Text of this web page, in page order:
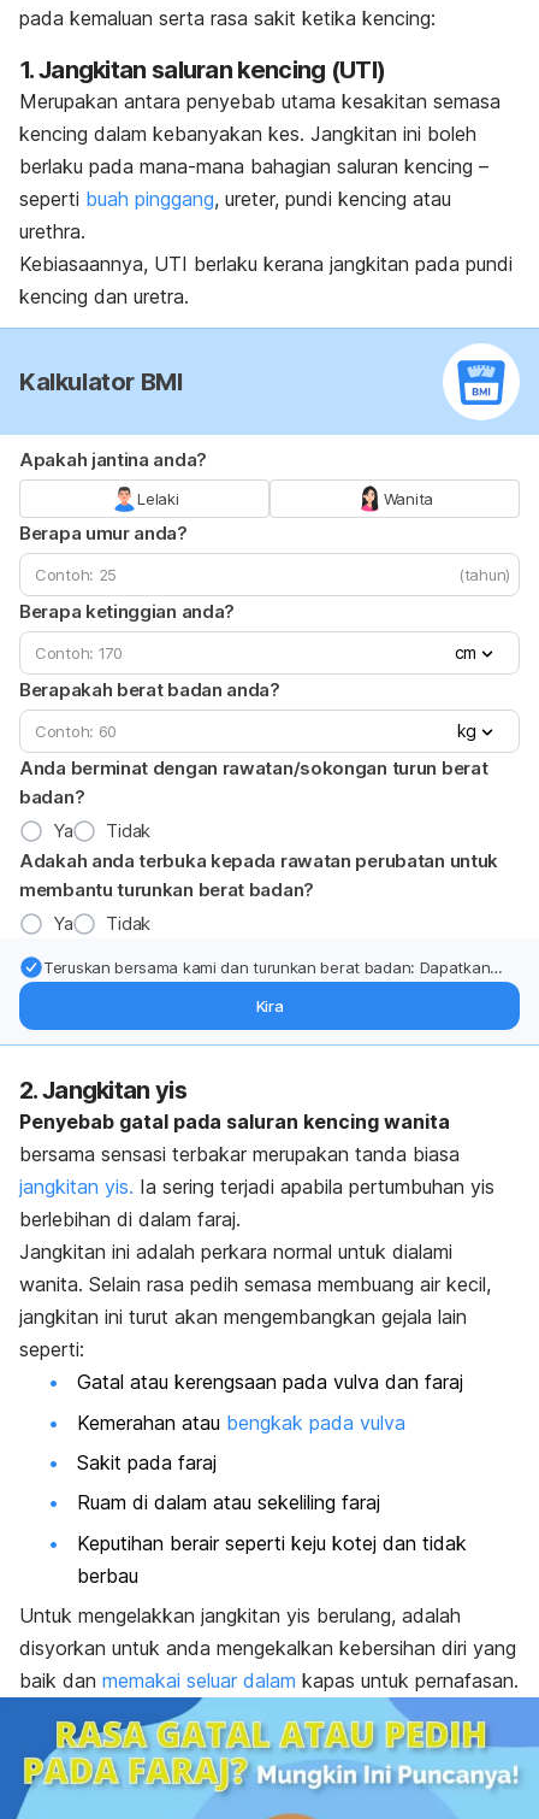
pada kemaluan serta rasa sakit ketika kencing:
1. Jangkitan saluran kencing (UTI)
Merupakan antara penyebab utama kesakitan semasa
kencing dalam kebanyakan kes. Jangkitan ini boleh
berlaku pada mana-mana bahagian saluran kencing –
seperti buah pinggang, ureter, pundi kencing atau
urethra.
Kebiasaannya, UTI berlaku kerana jangkitan pada pundi
kencing dan uretra.
Kalkulator BMI
Apakah jantina anda?
Lelaki Wanita
Berapa umur anda?
(tahun)
Berapa ketinggian anda?
cm
Berapakah berat badan anda?
kg
Anda berminat dengan rawatan/sokongan turun berat
badan?
Ya
Tidak
Adakah anda terbuka kepada rawatan perubatan untuk
membantu turunkan berat badan?
Ya
Tidak
Teruskan bersama kami dan turunkan berat badan: Dapatkan
badan terus ke (peti masuk > inbox) anda.
Kira
2. Jangkitan yis
Penyebab gatal pada saluran kencing wanita
bersama sensasi terbakar merupakan tanda biasa
jangkitan yis. Ia sering terjadi apabila pertumbuhan yis
berlebihan di dalam faraj.
Jangkitan ini adalah perkara normal untuk dialami
wanita. Selain rasa pedih semasa membuang air kecil,
jangkitan ini turut akan mengembangkan gejala lain
seperti:
Gatal atau kerengsaan pada vulva dan faraj
Kemerahan atau bengkak pada vulva
Sakit pada faraj
Ruam di dalam atau sekeliling faraj
Keputihan berair seperti keju kotej dan tidak
berbau
Untuk mengelakkan jangkitan yis berulang, adalah
disyorkan untuk anda mengekalkan kebersihan diri yang
baik dan memakai seluar dalam kapas untuk pernafasan.